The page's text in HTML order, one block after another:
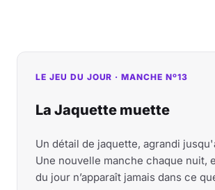
LE JEU DU JOUR · MANCHE Nº13
La Jaquette muette
Un détail de jaquette, agrandi
Une nouvelle manche chaque nuit,
du jour n’apparaît jamais dans ce